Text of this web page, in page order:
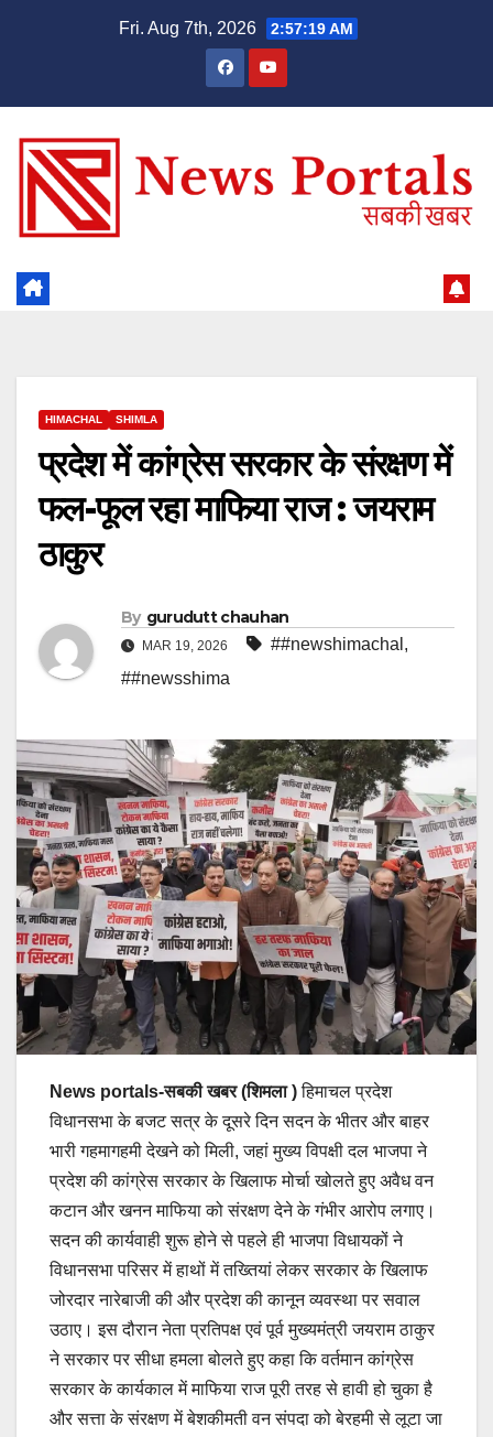
Fri. Aug 7th, 2026 2:57:19 AM
HIMACHAL SHIMLA
प्रदेश में कांग्रेस सरकार के संरक्षण में
फल-फूल रहा माफिया राज : जयराम
ठाकुर
By gurudutt chauhan
MAR 19, 2026 ##newshimachal ,
##newsshima
News portals-सबकी खबर (शिमला )हिमाचल प्रदेश
विधानसभा के बजट सत्र के दूसरे दिन सदन के भीतर और बाहर
भारी गहमागहमी देखने को मिली, जहां मुख्य विपक्षी दल भाजपा ने
प्रदेश की कांग्रेस सरकार के खिलाफ मोर्चा खोलते हुए अवैध वन
कटान और खनन माफिया को संरक्षण देने के गंभीर आरोप लगाए।
सदन की कार्यवाही शुरू होने से पहले ही भाजपा विधायकों ने
विधानसभा परिसर में हाथों में तख्तियां लेकर सरकार के खिलाफ
जोरदार नारेबाजी की और प्रदेश की कानून व्यवस्था पर सवाल
उठाए। इस दौरान नेता प्रतिपक्ष एवं पूर्व मुख्यमंत्री जयराम ठाकुर
ने सरकार पर सीधा हमला बोलते हुए कहा कि वर्तमान कांग्रेस
सरकार के कार्यकाल में माफिया राज पूरी तरह से हावी हो चुका है
और सत्ता के संरक्षण में बेशकीमती वन संपदा को बेरहमी से लूटा जा